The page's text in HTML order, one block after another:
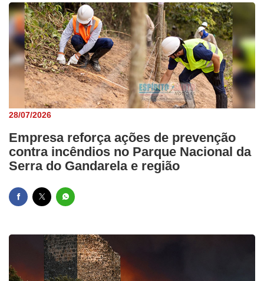
28/07/2026
Empresa reforça ações de prevenção
contra incêndios no Parque Nacional da
Serra do Gandarela e região